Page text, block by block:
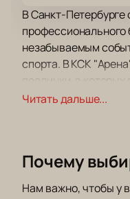
В Санкт-Петербурге
профессионального
незабываемым
спорта. В КСК
представителей
профессионалов
боксерского
Читать дальше...
Почему
Нам важно, чтобы у